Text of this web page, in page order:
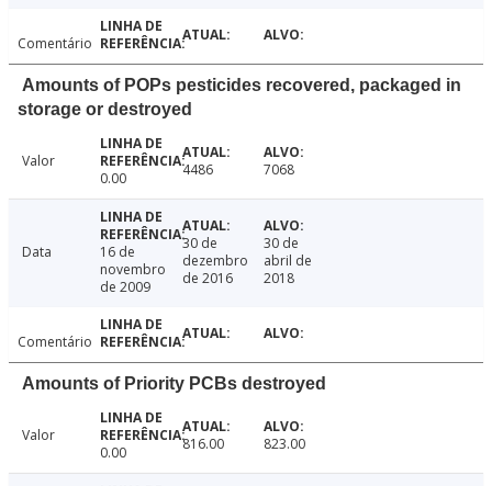
Comentário
Amounts of POPs pesticides recovered, packaged in
storage or destroyed
Valor
0.00
4486 7068
Data
16 de
novembro
de 2009
30 de
dezembro
de 2016
30 de
abril de
2018
Comentário
Amounts of Priority PCBs destroyed
Valor
0.00
816.00 823.00